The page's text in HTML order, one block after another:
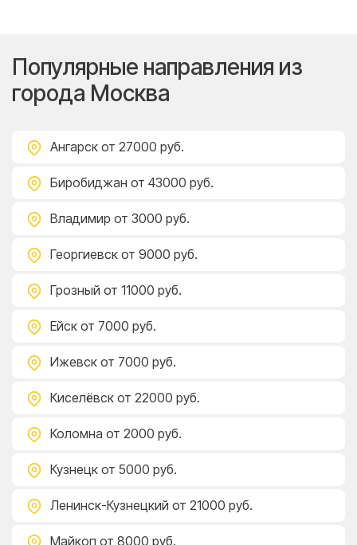
Популярные направления из
города Москва
Ангарск от 27000 руб.
Биробиджан от 43000 руб.
Владимир от 3000 руб.
Георгиевск от 9000 руб.
Грозный от 11000 руб.
Ейск от 7000 руб.
Ижевск от 7000 руб.
Киселёвск от 22000 руб.
Коломна от 2000 руб.
Кузнецк от 5000 руб.
Ленинск-Кузнецкий от 21000 руб.
Майкоп от 8000 руб.